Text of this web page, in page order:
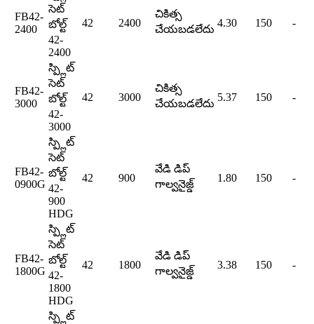
FB42-
2400
సెట్
బోల్ట్
42-
2400
42 2400
చికిత్స
చేయబడలేదు
4.30 150 -
FB42-
3000
స్ప్లిట్
సెట్
బోల్ట్
42-
3000
42 3000
చికిత్స
చేయబడలేదు
5.37 150 -
FB42-
0900G
స్ప్లిట్
సెట్
బోల్ట్
42-
900
HDG
42 900
వేడి డిప్
గాల్వనైజ్డ్
1.80 150 -
FB42-
1800G
స్ప్లిట్
సెట్
బోల్ట్
42-
1800
HDG
42 1800
వేడి డిప్
గాల్వనైజ్డ్
3.38 150 -
స్ప్లిట్